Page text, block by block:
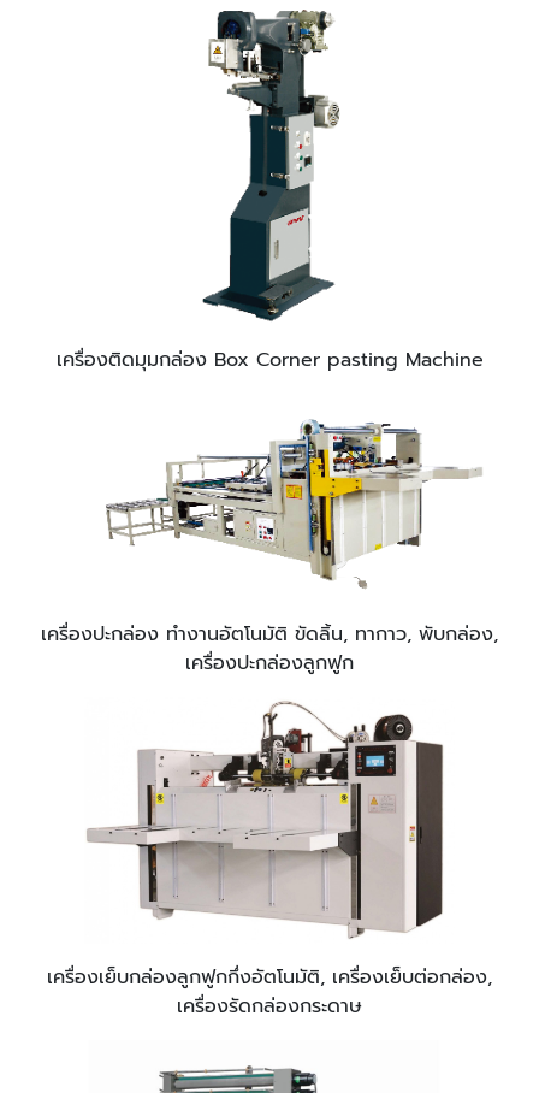
เครื่องติดมุมกล่อง Box Corner pasting Machine
เครื่องปะกล่อง ทำงานอัตโนมัติ ขัดลิ้น, ทากาว, พับกล่อง,
เครื่องปะกล่องลูกฟูก
เครื่องเย็บกล่องลูกฟูกกึ่งอัตโนมัติ, เครื่องเย็บต่อกล่อง,
เครื่องรัดกล่องกระดาษ